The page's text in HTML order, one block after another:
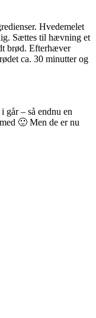
Hvedemelet
Sættes til hævning et
brød. Efterhæver
ca. 30 minutter og
går – så endnu en
🙂 Men de er nu